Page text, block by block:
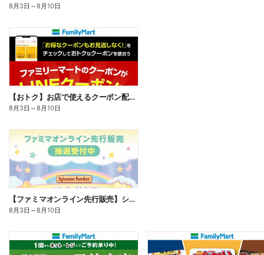
8月3日 ～8月10日
【おトク】お店で使えるクーポン配信中
8月3日 ～8月10日
【ファミマオンライン先行販売】シルバニアファミリー
8月3日 ～8月10日